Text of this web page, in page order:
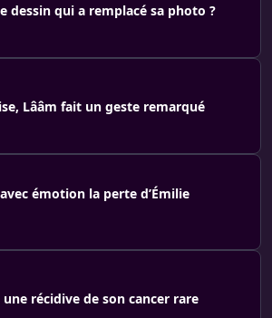
dessin qui a remplacé sa photo ?
Lââm fait un geste remarqué
émotion la perte d’Émilie
récidive de son cancer rare